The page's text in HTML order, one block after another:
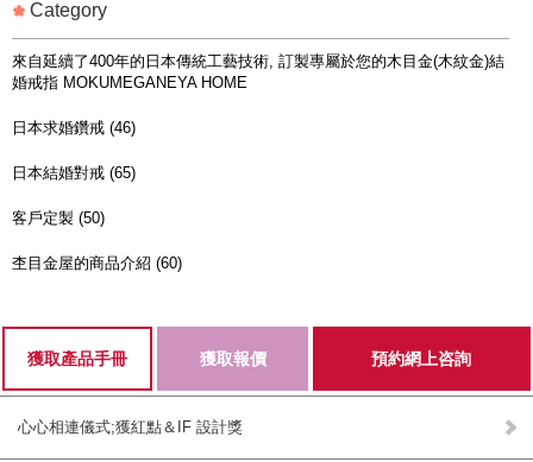
Category
來自延續了400年的日本傳統工藝技術, 訂製專屬於您的木目金(木紋金)結
婚戒指 MOKUMEGANEYA HOME
日本求婚鑽戒 (46)
日本結婚對戒 (65)
客戶定製 (50)
杢目金屋的商品介紹 (60)
獲取產品手冊 獲取報價 預約網上咨詢
心心相連儀式;獲紅點＆IF 設計獎